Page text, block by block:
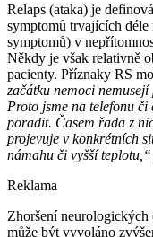
Relaps (ataka) je
symptomů trvajících
symptomů) v
Někdy je však relativně
pacienty. Příznaky RS
začátku nemoci
Proto jsme na telefonu
poradit. Časem řada z
projevuje v konkrétních
námahu či vyšší teplotu,“
Reklama
Zhoršení neurologických
může být vyvoláno